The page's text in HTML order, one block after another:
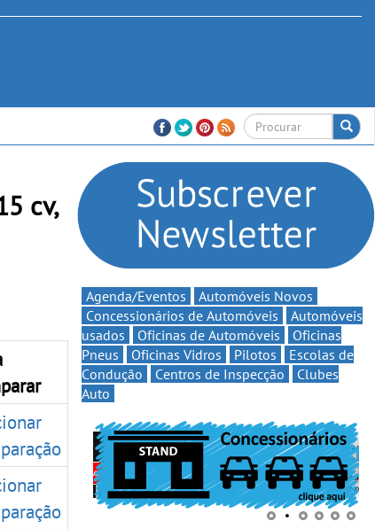
cv,
Agenda/Eventos
Automóveis Novos
Concessionários de Automóveis
Automóveis
usados
Oficinas de Automóveis
Oficinas
Pneus
Oficinas Vidros Pilotos
Escolas de
Condução
Centros de Inspecção
Clubes
Auto